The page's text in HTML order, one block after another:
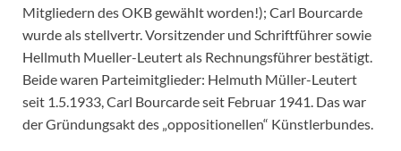
Mitgliedern des OKB gewählt worden!); Carl Bourcarde
wurde als stellvertr. Vorsitzender und Schriftführer sowie
Hellmuth Mueller-Leutert als Rechnungsführer bestätigt.
Beide waren Parteimitglieder: Helmuth Müller-Leutert
seit 1.5.1933, Carl Bourcarde seit Februar 1941. Das war
der Gründungsakt des „oppositionellen“ Künstlerbundes.